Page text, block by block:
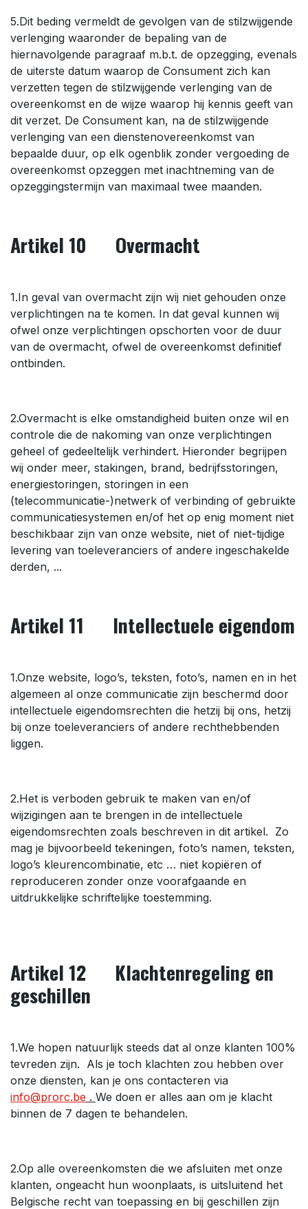
5.Dit beding vermeldt de gevolgen van de stilzwijgende
verlenging waaronder de bepaling van de
hiernavolgende paragraaf m.b.t. de opzegging, evenals
de uiterste datum waarop de Consument zich kan
verzetten tegen de stilzwijgende verlenging van de
overeenkomst en de wijze waarop hij kennis geeft van
dit verzet. De Consument kan, na de stilzwijgende
verlenging van een dienstenovereenkomst van
bepaalde duur, op elk ogenblik zonder vergoeding de
overeenkomst opzeggen met inachtneming van de
opzeggingstermijn van maximaal twee maanden.
Artikel 10 Overmacht
1.In geval van overmacht zijn wij niet gehouden onze
verplichtingen na te komen. In dat geval kunnen wij
ofwel onze verplichtingen opschorten voor de duur
van de overmacht, ofwel de overeenkomst definitief
ontbinden.
2.Overmacht is elke omstandigheid buiten onze wil en
controle die de nakoming van onze verplichtingen
geheel of gedeeltelijk verhindert. Hieronder begrijpen
wij onder meer, stakingen, brand, bedrijfsstoringen,
energiestoringen, storingen in een
(telecommunicatie-)netwerk of verbinding of gebruikte
communicatiesystemen en/of het op enig moment niet
beschikbaar zijn van onze website, niet of niet-tijdige
levering van toeleveranciers of andere ingeschakelde
derden, ...
Artikel 11 Intellectuele eigendom
1.Onze website, logo’s, teksten, foto’s, namen en in het
algemeen al onze communicatie zijn beschermd door
intellectuele eigendomsrechten die hetzij bij ons, hetzij
bij onze toeleveranciers of andere rechthebbenden
liggen.
2.Het is verboden gebruik te maken van en/of
wijzigingen aan te brengen in de intellectuele
eigendomsrechten zoals beschreven in dit artikel. Zo
mag je bijvoorbeeld tekeningen, foto’s namen, teksten,
logo’s kleurencombinatie, etc … niet kopiëren of
reproduceren zonder onze voorafgaande en
uitdrukkelijke schriftelijke toestemming.
Artikel 12 Klachtenregeling en
geschillen
1.We hopen natuurlijk steeds dat al onze klanten 100%
tevreden zijn. Als je toch klachten zou hebben over
onze diensten, kan je ons contacteren via
info@prorc.be . We doen er alles aan om je klacht
binnen de 7 dagen te behandelen.
2.Op alle overeenkomsten die we afsluiten met onze
klanten, ongeacht hun woonplaats, is uitsluitend het
Belgische recht van toepassing en bij geschillen zijn